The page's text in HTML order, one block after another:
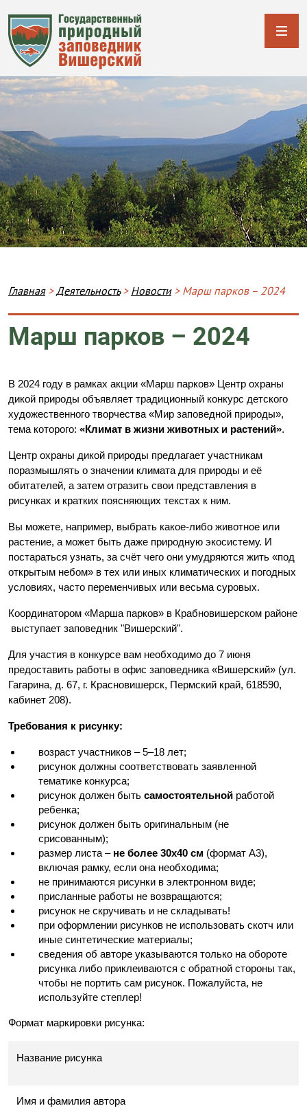
Строка навигации
Главная Деятельность Новости Марш парков – 2024
Марш парков – 2024
В 2024 году в рамках акции «Марш парков» Центр охраны
дикой природы объявляет традиционный конкурс детского
художественного творчества «Мир заповедной природы»,
тема которого: «Климат в жизни животных и растений».
Центр охраны дикой природы предлагает участникам
поразмышлять о значении климата для природы и её
обитателей, а затем отразить свои представления в
рисунках и кратких поясняющих текстах к ним.
Вы можете, например, выбрать какое-либо животное или
растение, а может быть даже природную экосистему. И
постараться узнать, за счёт чего они умудряются жить «под
открытым небом» в тех или иных климатических и погодных
условиях, часто переменчивых или весьма суровых.
Координатором «Марша парков» в Крабновишерском районе
выступает заповедник "Вишерский".
Для участия в конкурсе вам необходимо до 7 июня
предоставить работы в офис заповедника «Вишерский» (ул.
Гагарина, д. 67, г. Красновишерск, Пермский край, 618590,
кабинет 208).
Требования к рисунку:
возраст участников – 5–18 лет;
рисунок должны соответствовать заявленной
тематике конкурса;
рисунок должен быть самостоятельной работой
ребенка;
рисунок должен быть оригинальным (не
срисованным);
размер листа – не более 30х40 см (формат А3),
включая рамку, если она необходима;
не принимаются рисунки в электронном виде;
присланные работы не возвращаются;
рисунок не скручивать и не складывать!
при оформлении рисунков не использовать скотч или
иные синтетические материалы;
сведения об авторе указываются только на обороте
рисунка либо приклеиваются с обратной стороны так,
чтобы не портить сам рисунок. Пожалуйста, не
используйте степлер!
Формат маркировки рисунка:
Название рисунка
Имя и фамилия автора